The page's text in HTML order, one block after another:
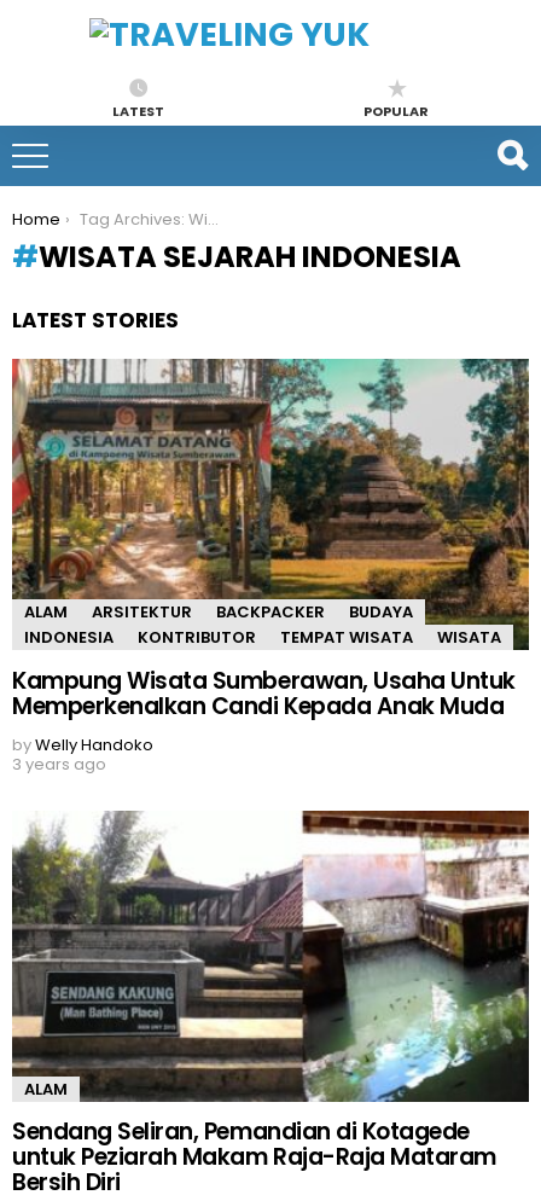
LATEST POPULAR
You are here:
Home Tag Archives: Wisata Sejarah Indonesia
WISATA SEJARAH INDONESIA
LATEST STORIES
ALAM ARSITEKTUR BACKPACKER
BUDAYA
INDONESIA
KONTRIBUTOR TEMPAT WISATA WISATA
Kampung Wisata Sumberawan, Usaha Untuk
Memperkenalkan Candi Kepada Anak Muda
byWelly Handoko
3 years ago
ALAM
Sendang Seliran, Pemandian di Kotagede
untuk Peziarah Makam Raja-Raja Mataram
Bersih Diri